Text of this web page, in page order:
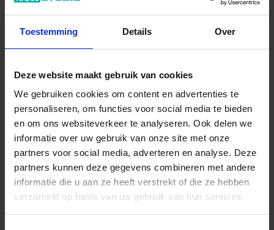
Toestemming Details Over
Deze website maakt gebruik van cookies
We gebruiken cookies om content en advertenties te
personaliseren, om functies voor social media te bieden
en om ons websiteverkeer te analyseren. Ook delen we
informatie over uw gebruik van onze site met onze
partners voor social media, adverteren en analyse. Deze
partners kunnen deze gegevens combineren met andere
informatie die u aan ze heeft verstrekt of die ze hebben
verzameld op basis van uw gebruik van hun services.
FaetanoFrammenti
Dipinto 20x20 cm Decor Mat Vlak
49,95 €/m²
Aan winkelmand toevoegen
Inhoud: 1,16 m² = 57,94 €/Pakket
Wordt voor je besteld
Levertijd 10-15 werkdagen, verzendtijd 5-7 werkdagen